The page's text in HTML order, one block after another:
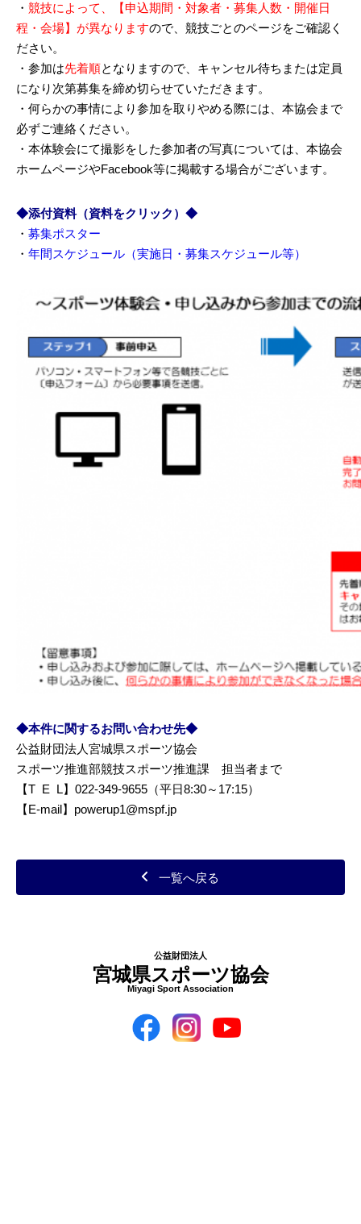
・ 競技によって、【申込期間・対象者・募集人数・開催日
程・会場】が異なりますので、競技ごとのページをご確認く
ださい。
・参加は先着順となりますので、キャンセル待ちまたは定員
になり次第募集を締め切らせていただきます。
・何らかの事情により参加を取りやめる際には、本協会まで
必ずご連絡ください。
・本体験会にて撮影をした参加者の写真については、本協会
ホームページやFacebook等に掲載する場合がございます。
◆添付資料（資料をクリック）◆
・ 募集ポスター
・ 年間スケジュール（実施日・募集スケジュール等）
◆本件に関するお問い合わせ先◆
公益財団法人宮城県スポーツ協会
スポーツ推進部競技スポーツ推進課 担当者まで
【T E L】022-349-9655（平日8:30～17:15）
【E-mail】powerup1@mspf.jp
一覧へ戻る
公益財団法人
宮城県スポーツ協会
Miyagi Sport Association